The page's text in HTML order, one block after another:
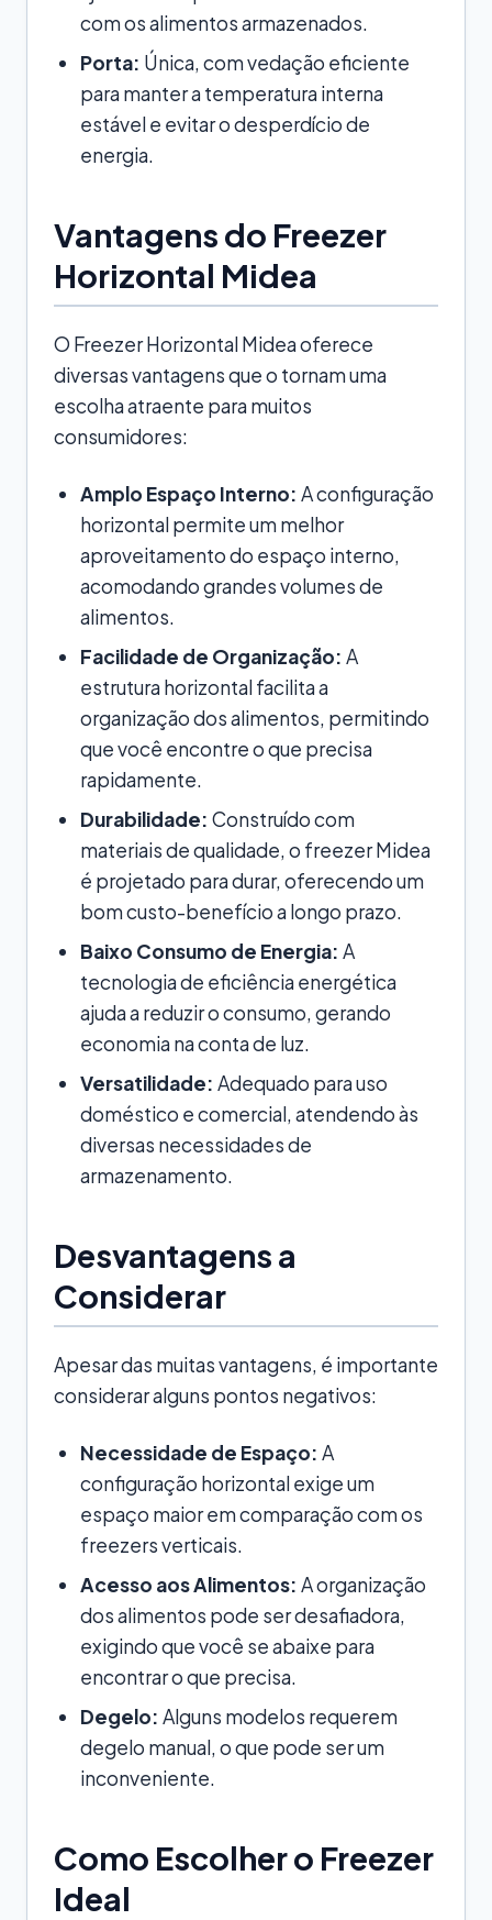
com os alimentos armazenados.
Porta: Única, com vedação eficiente
para manter a temperatura interna
estável e evitar o desperdício de
energia.
Vantagens do Freezer
Horizontal Midea
O Freezer Horizontal Midea oferece
diversas vantagens que o tornam uma
escolha atraente para muitos
consumidores:
Amplo Espaço Interno: A configuração
horizontal permite um melhor
aproveitamento do espaço interno,
acomodando grandes volumes de
alimentos.
Facilidade de Organização: A
estrutura horizontal facilita a
organização dos alimentos, permitindo
que você encontre o que precisa
rapidamente.
Durabilidade: Construído com
materiais de qualidade, o freezer Midea
é projetado para durar, oferecendo um
bom custo-benefício a longo prazo.
Baixo Consumo de Energia: A
tecnologia de eficiência energética
ajuda a reduzir o consumo, gerando
economia na conta de luz.
Versatilidade: Adequado para uso
doméstico e comercial, atendendo às
diversas necessidades de
armazenamento.
Desvantagens a
Considerar
Apesar das muitas vantagens, é importante
considerar alguns pontos negativos:
Necessidade de Espaço: A
configuração horizontal exige um
espaço maior em comparação com os
freezers verticais.
Acesso aos Alimentos: A organização
dos alimentos pode ser desafiadora,
exigindo que você se abaixe para
encontrar o que precisa.
Degelo: Alguns modelos requerem
degelo manual, o que pode ser um
inconveniente.
Como Escolher o Freezer
Ideal